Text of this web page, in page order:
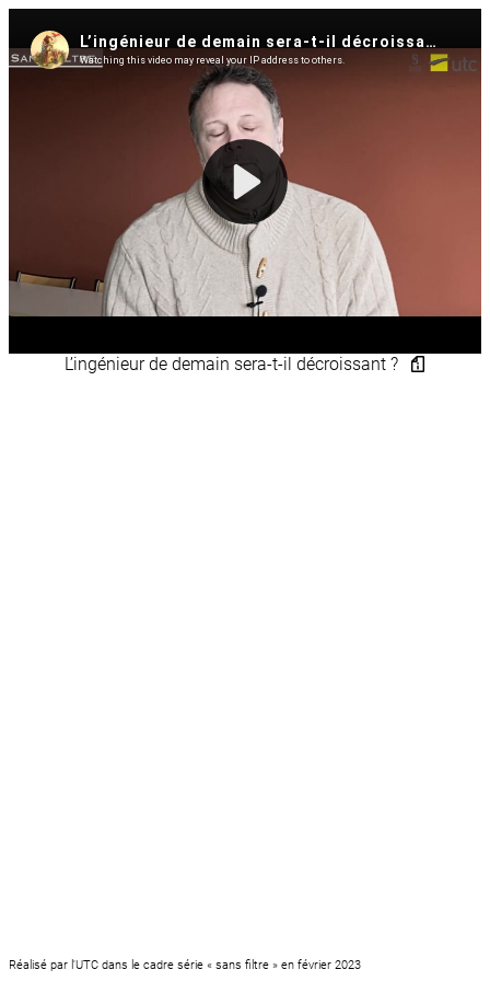
L’ingénieur de demain sera-t-il décroissant ?
Réalisé par l'UTC dans le cadre série « sans filtre » en février 2023